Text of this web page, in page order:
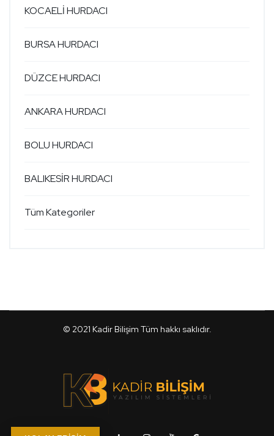
KOCAELİ HURDACI
BURSA HURDACI
DÜZCE HURDACI
ANKARA HURDACI
BOLU HURDACI
BALIKESİR HURDACI
Tüm Kategoriler
© 2021 Kadir Bilişim Tüm hakkı saklıdır.